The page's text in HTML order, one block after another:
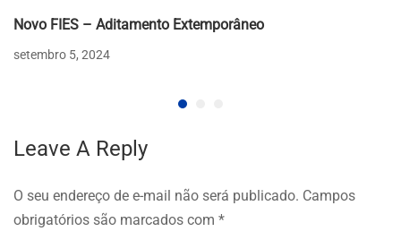
Novo FIES – Aditamento Extemporâneo
setembro 5, 2024
Leave A Reply
O seu endereço de e-mail não será publicado. Campos
obrigatórios são marcados com *